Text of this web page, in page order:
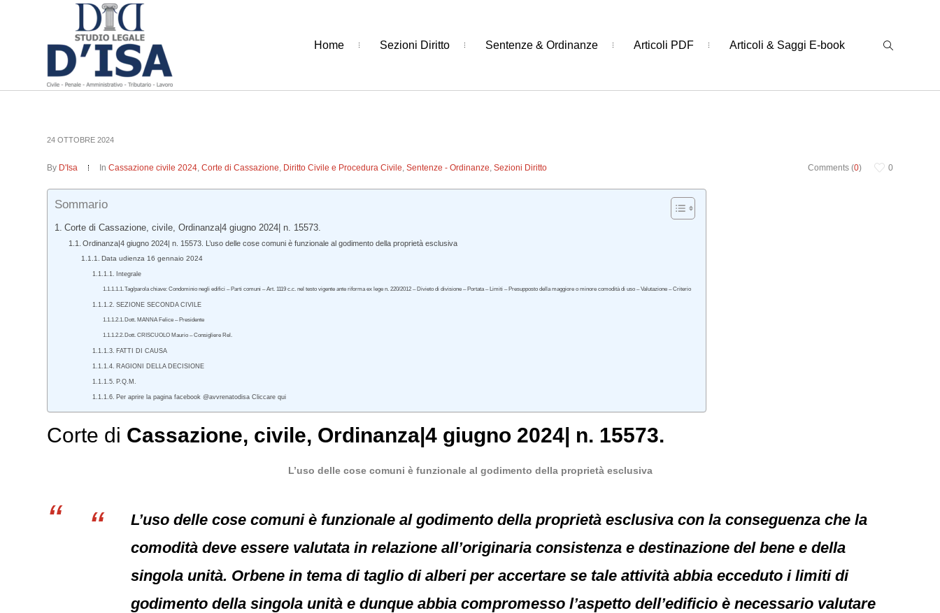
Home Sezioni Diritto Sentenze & Ordinanze Articoli PDF Articoli & Saggi E-book
24 OTTOBRE 2024
Comments (0) 0
By D'Isa InCassazione civile 2024,Corte di Cassazione, Diritto Civile e Procedura Civile,Sentenze - Ordinanze,Sezioni Diritto
Sommario
Corte di Cassazione, civile, Ordinanza|4 giugno 2024| n. 15573.
Ordinanza|4 giugno 2024| n. 15573. L’uso delle cose comuni è funzionale al godimento della proprietà esclusiva
Data udienza 16 gennaio 2024
Integrale
Tag/parola chiave: Condominio negli edifici – Parti comuni – Art. 1119 c.c. nel testo vigente ante riforma ex lege n. 220/2012 – Divieto di divisione – Portata – Limiti – Presupposto della maggiore o minore comodità di uso – Valutazione – Criterio
SEZIONE SECONDA CIVILE
Dott. MANNA Felice – Presidente
Dott. CRISCUOLO Maurio – Consigliere Rel.
FATTI DI CAUSA
RAGIONI DELLA DECISIONE
P.Q.M.
Per aprire la pagina facebook @avvrenatodisa Cliccare qui
Corte di Cassazione, civile, Ordinanza|4 giugno 2024| n. 15573.
L’uso delle cose comuni è funzionale al godimento della proprietà esclusiva
L’uso delle cose comuni è funzionale al godimento della proprietà esclusiva con la conseguenza che la
comodità deve essere valutata in relazione all’originaria consistenza e destinazione del bene e della
singola unità. Orbene in tema di taglio di alberi per accertare se tale attività abbia ecceduto i limiti di
godimento della singola unità e dunque abbia compromesso l’aspetto dell’edificio è necessario valutare